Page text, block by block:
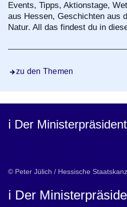
Events, Tipps, Aktionstage,
aus Hessen, Geschichten aus
Natur. All das findest du in
zu den Themen
ℹ️ Der Ministerpräsident
© Peter Jülich / Hessische
ℹ️ Der